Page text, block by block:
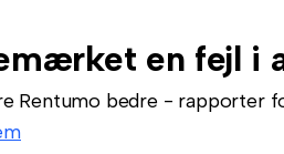
en fejl i
Rentumo bedre - rapporter